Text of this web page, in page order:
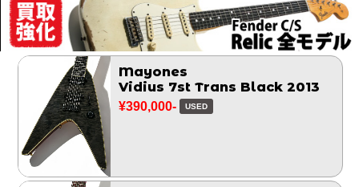
Mayones
Vidius 7st Trans Black 2013
¥390,000- USED